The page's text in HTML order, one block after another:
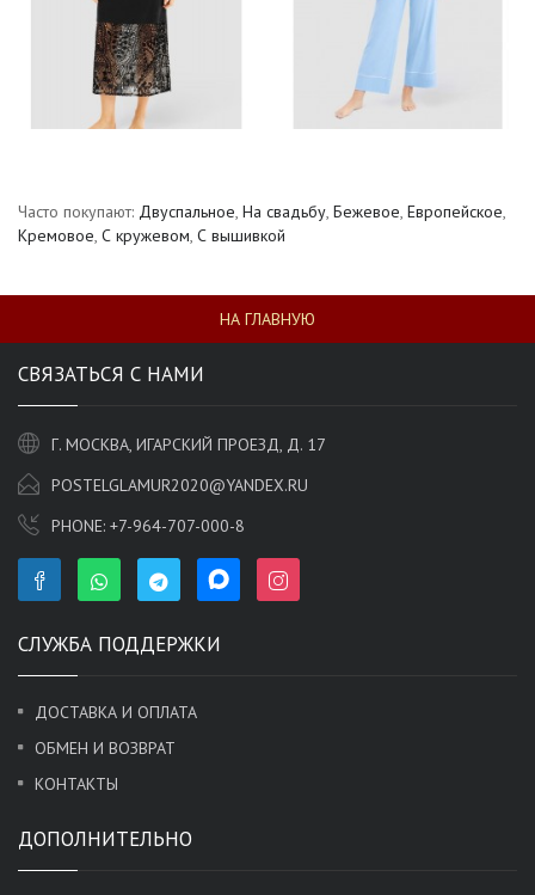
Часто покупают: Двуспальное, На свадьбу, Бежевое, Европейское,
Кремовое, С кружевом, С вышивкой
НА ГЛАВНУЮ
СВЯЗАТЬСЯ С НАМИ
Г. МОСКВА, ИГАРСКИЙ ПРОЕЗД, Д. 17
POSTELGLAMUR2020@YANDEX.RU
PHONE: +7-964-707-000-8
СЛУЖБА ПОДДЕРЖКИ
ДОСТАВКА И ОПЛАТА
ОБМЕН И ВОЗВРАТ
КОНТАКТЫ
ДОПОЛНИТЕЛЬНО